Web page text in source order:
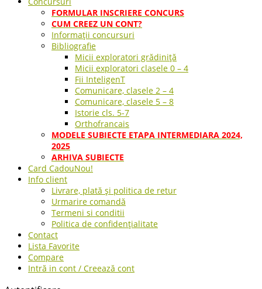
FORMULAR INSCRIERE CONCURS
CUM CREEZ UN CONT?
Informații concursuri
Bibliografie
Micii exploratori grădiniță
Micii exploratori clasele 0 – 4
Fii InteligenT
Comunicare, clasele 2 – 4
Comunicare, clasele 5 – 8
Istorie cls. 5-7
Orthofrancais
MODELE SUBIECTE ETAPA INTERMEDIARA 2024,
2025
ARHIVA SUBIECTE
Card CadouNou!
Info client
Livrare, plată și politica de retur
Urmarire comandă
Termeni si conditii
Politica de confidențialitate
Contact
Lista Favorite
Compare
Intră in cont / Creează cont